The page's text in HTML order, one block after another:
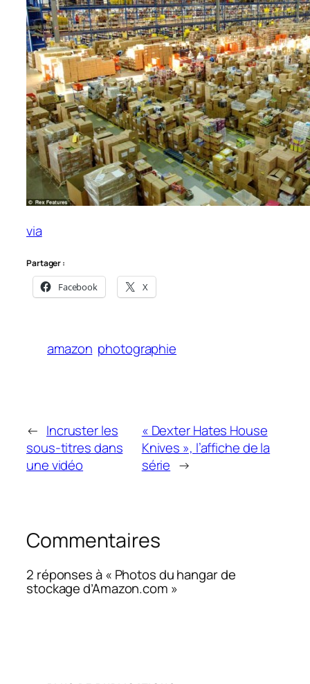
via
Partager :
Facebook X
amazon photographie
← Incruster les
sous-titres dans
une vidéo
« Dexter Hates House
Knives », l’affiche de la
série →
Commentaires
2 réponses à « Photos du hangar de
stockage d’Amazon.com »